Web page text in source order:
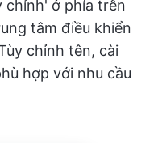
chỉnh' ở phía trên
tâm điều khiển
chỉnh tên, cài
hợp với nhu cầu